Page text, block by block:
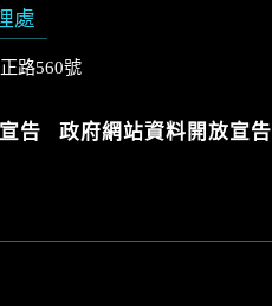
處
路560號
告 政府網站資料開放宣告